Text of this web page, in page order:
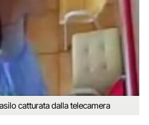
catturata dalla telecamera